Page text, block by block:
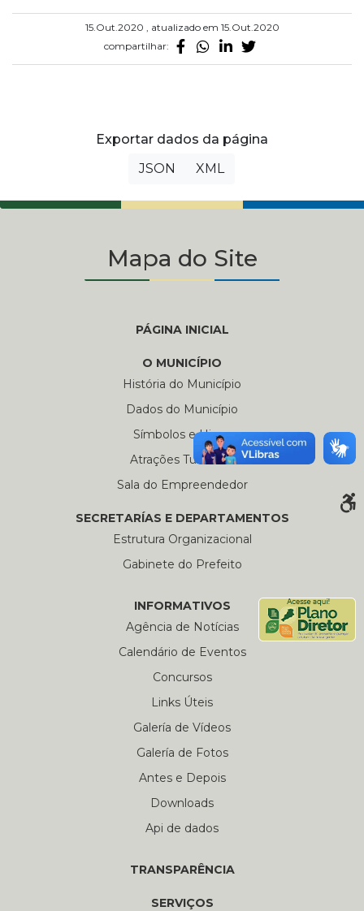
15.Out.2020 , atualizado em 15.Out.2020
compartilhar:
Exportar dados da página
JSON
XML
Mapa do Site
PÁGINA INICIAL
O MUNICÍPIO
História do Município
Dados do Município
Símbolos e Hinos
Atrações Turísticas
Sala do Empreendedor
SECRETARÍAS E DEPARTAMENTOS
Estrutura Organizacional
Gabinete do Prefeito
INFORMATIVOS
Agência de Notícias
Calendário de Eventos
Concursos
Links Úteis
Galería de Vídeos
Galería de Fotos
Antes e Depois
Downloads
Api de dados
TRANSPARÊNCIA
SERVIÇOS